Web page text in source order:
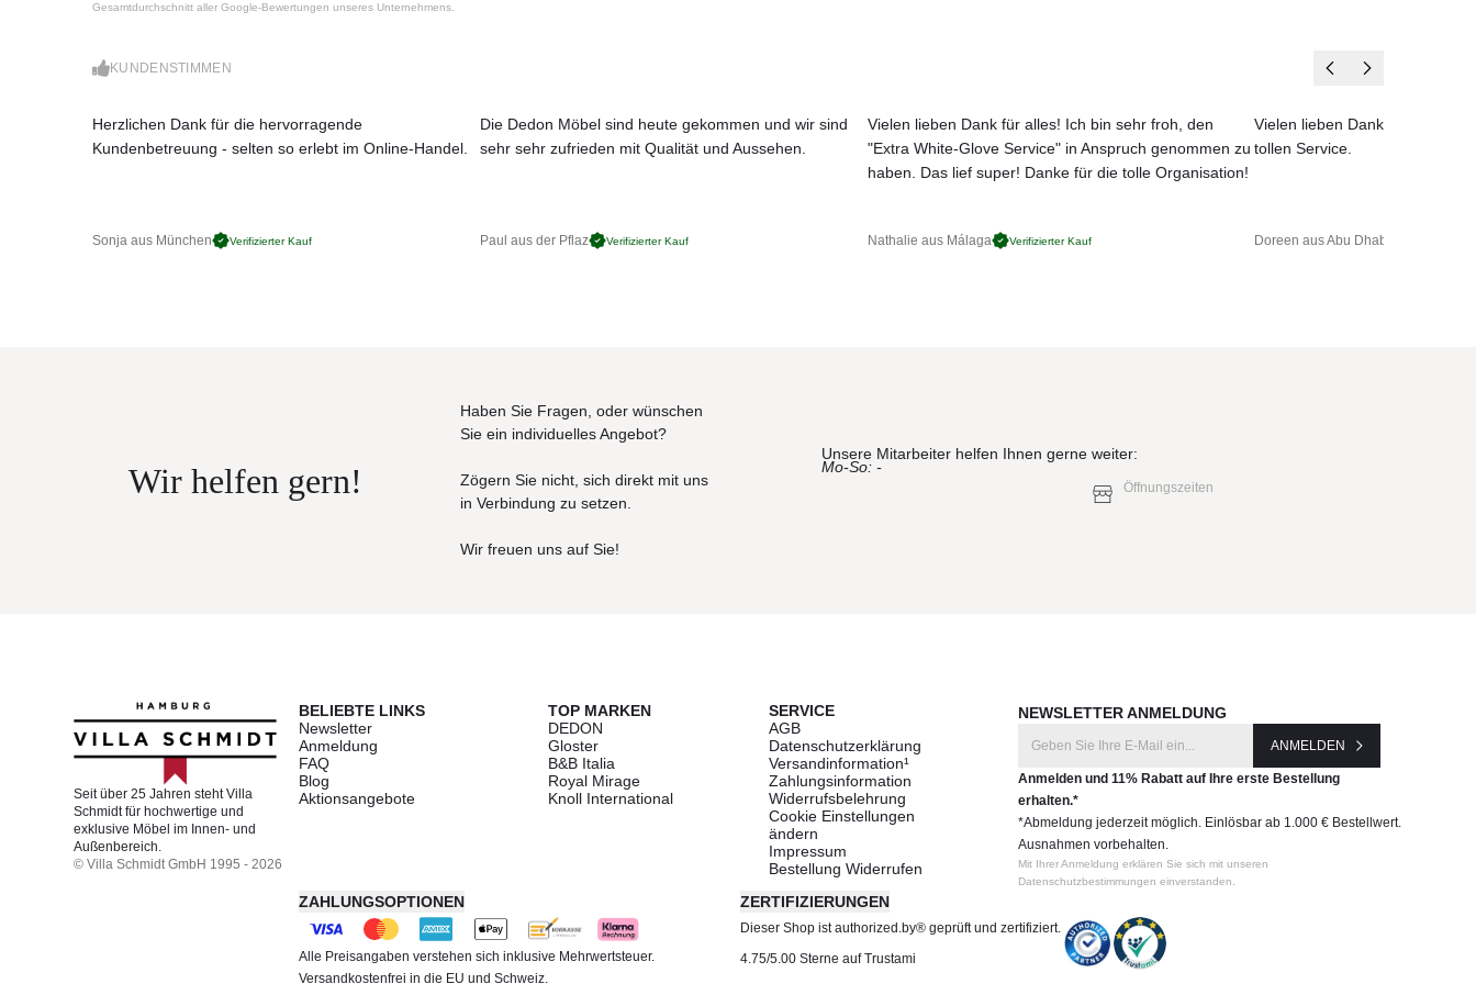
Material und Technik
: Das Gestell ist aus Aluminium mit profiliertem Mast, Kurbelantrieb und Drehmechanismus für
Bedienung: Mit der Kurbel öffnen und schließen Sie den Schirm problemlos. Das Schirmdach neigen Sie stufenlos mit dem
Maße:
8-teilig rund ø 270 / 300 / 330 cm
Mast:Ø 3,9 cm
JETZT MUSTER BESTELLEN
Gesamtdurchschnitt aller Google-Bewertungen unseres Unternehmens.
KUNDENSTIMMEN
Herzlichen Dank für die hervorragende
Kundenbetreuung - selten so erlebt im Online-Handel.
Sonja aus München Verifizierter Kauf
Die Dedon Möbel sind heute gekommen und wir sind
sehr sehr zufrieden mit Qualität und Aussehen.
Paul aus der Pflaz Verifizierter Kauf
Vielen lieben Dank für alles! Ich bin sehr froh, den
"Extra White-Glove Service" in Anspruch genommen zu
haben. Das lief super! Danke für die tolle Organisation!
Nathalie aus Málaga Verifizierter Kauf
Vielen lieben Dank für das
tollen Service.
Doreen aus Abu Dhabi
Wir helfen gern!
Haben Sie Fragen, oder wünschen
Sie ein individuelles Angebot?
Zögern Sie nicht, sich direkt mit uns
in Verbindung zu setzen.
Wir freuen uns auf Sie!
Unsere Mitarbeiter helfen Ihnen gerne weiter:
Mo-So: -
Öffnungszeiten
Seit über 25 Jahren steht Villa
Schmidt für hochwertige und
exklusive Möbel im Innen- und
Außenbereich.
© Villa Schmidt GmbH 1995 - 2026
BELIEBTE LINKS
Newsletter
Anmeldung
FAQ
Blog
Aktionsangebote
TOP MARKEN
DEDON
Gloster
B&B Italia
Royal Mirage
Knoll International
SERVICE
AGB
Datenschutzerklärung
Versandinformation¹
Zahlungsinformation
Widerrufsbelehrung
Cookie Einstellungen
ändern
Impressum
Bestellung Widerrufen
NEWSLETTER ANMELDUNG
ANMELDEN
Anmelden und 11% Rabatt auf Ihre erste Bestellung
erhalten.*
*Abmeldung jederzeit möglich. Einlösbar ab 1.000 € Bestellwert.
Ausnahmen vorbehalten.
Mit Ihrer Anmeldung erklären Sie sich mit unseren
Datenschutzbestimmungen einverstanden.
ZAHLUNGSOPTIONEN
Alle Preisangaben verstehen sich inklusive Mehrwertsteuer.
Versandkostenfrei in die EU und Schweiz.
ZERTIFIZIERUNGEN
Dieser Shop ist authorized.by® geprüft und zertifiziert.
4.75/5.00 Sterne auf Trustami